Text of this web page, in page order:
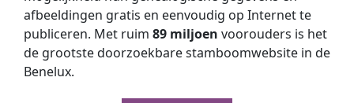
afbeeldingen gratis en eenvoudig op Internet te
publiceren. Met ruim 89 miljoen voorouders is het
de grootste doorzoekbare stamboomwebsite in de
Benelux.